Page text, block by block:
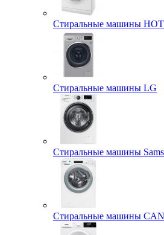
Стиральные машины
Стиральные машины LG
Стиральные машины
Стиральные машины